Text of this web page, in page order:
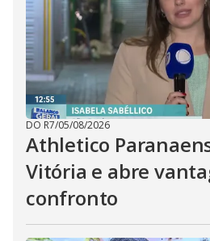
DO R7/05/08/2026
Athletico
Vitória e abre
confronto